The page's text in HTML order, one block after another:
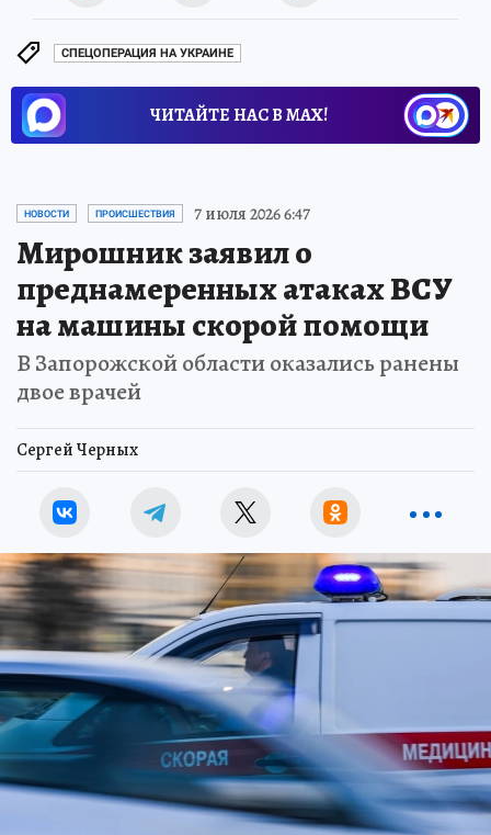
СПЕЦОПЕРАЦИЯ НА УКРАИНЕ
ЧИТАЙТЕ НАС В МАХ!
НОВОСТИ ПРОИСШЕСТВИЯ 7 июля 2026 6:47
Мирошник заявил о
преднамеренных атаках ВСУ
на машины скорой помощи
В Запорожской области оказались ранены
двое врачей
Сергей Черных